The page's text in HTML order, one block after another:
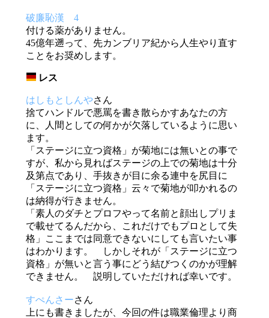
破廉恥漢 4
付ける薬がありません。
45億年遡って、先カンブリア紀から人生やり直す
ことをお奨めします。
レス
はしもとしんやさん
捨てハンドルで悪罵を書き散らかすあなたの方
に、人間としての何かが欠落しているように思い
ます。
「ステージに立つ資格」が菊地には無いとの事で
すが、私から見ればステージの上での菊地は十分
及第点であり、手抜きが目に余る連中を尻目に
「ステージに立つ資格」云々で菊地が叩かれるの
は納得が行きません。
「素人のダチとプロフやって名前と顔出しプリま
で載せてるんだから、これだけでもプロとして失
格」ここまでは同意できないにしても言いたい事
はわかります。 しかしそれが「ステージに立つ
資格」が無いと言う事にどう結びつくのかが理解
できません。 説明していただければ幸いです。
すぺんさーさん
上にも書きましたが、今回の件は職業倫理より商